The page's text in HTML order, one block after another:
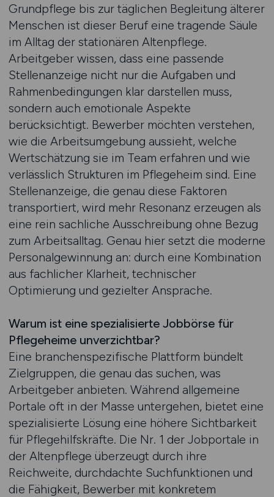
Grundpflege bis zur täglichen Begleitung älterer
Menschen ist dieser Beruf eine tragende Säule
im Alltag der stationären Altenpflege.
Arbeitgeber wissen, dass eine passende
Stellenanzeige nicht nur die Aufgaben und
Rahmenbedingungen klar darstellen muss,
sondern auch emotionale Aspekte
berücksichtigt. Bewerber möchten verstehen,
wie die Arbeitsumgebung aussieht, welche
Wertschätzung sie im Team erfahren und wie
verlässlich Strukturen im Pflegeheim sind. Eine
Stellenanzeige, die genau diese Faktoren
transportiert, wird mehr Resonanz erzeugen als
eine rein sachliche Ausschreibung ohne Bezug
zum Arbeitsalltag. Genau hier setzt die moderne
Personalgewinnung an: durch eine Kombination
aus fachlicher Klarheit, technischer
Optimierung und gezielter Ansprache.
Warum ist eine spezialisierte Jobbörse für
Pflegeheime unverzichtbar?
Eine branchenspezifische Plattform bündelt
Zielgruppen, die genau das suchen, was
Arbeitgeber anbieten. Während allgemeine
Portale oft in der Masse untergehen, bietet eine
spezialisierte Lösung eine höhere Sichtbarkeit
für Pflegehilfskräfte. Die Nr. 1 der Jobportale in
der Altenpflege überzeugt durch ihre
Reichweite, durchdachte Suchfunktionen und
die Fähigkeit, Bewerber mit konkretem